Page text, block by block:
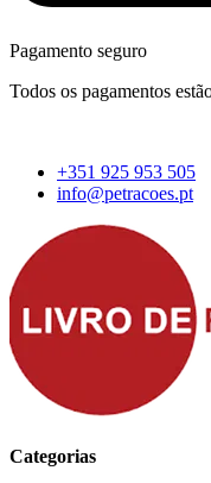
Pagamento seguro
Todos os pagamentos
+351 925 953 505
info@petracoes.pt
Categorias